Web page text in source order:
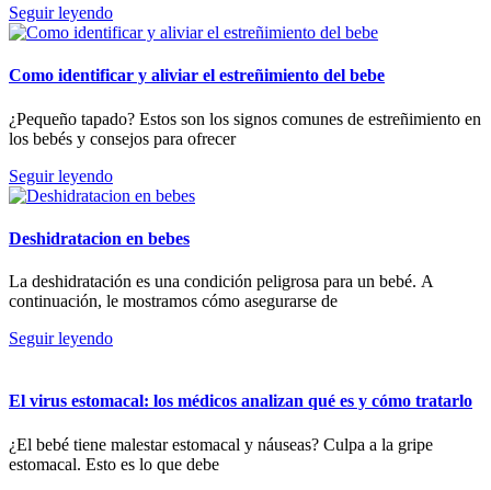
Seguir leyendo
Como identificar y aliviar el estreñimiento del bebe
¿Pequeño tapado? Estos son los signos comunes de estreñimiento en
los bebés y consejos para ofrecer
Seguir leyendo
Deshidratacion en bebes
La deshidratación es una condición peligrosa para un bebé. A
continuación, le mostramos cómo asegurarse de
Seguir leyendo
El virus estomacal: los médicos analizan qué es y cómo tratarlo
¿El bebé tiene malestar estomacal y náuseas? Culpa a la gripe
estomacal. Esto es lo que debe